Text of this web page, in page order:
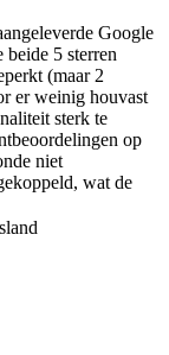
Google
beide 5 sterren
(maar 2
er weinig houvast
sterk te
op
niet
wat de